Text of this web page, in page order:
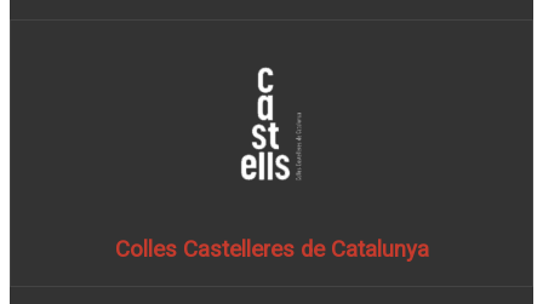
Colles Castelleres de Catalunya